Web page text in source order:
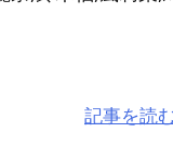
記事を読